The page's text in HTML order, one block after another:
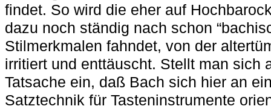
findet. So wird die eher auf
dazu noch ständig nach schon
Stilmerkmalen fahndet, von der
irritiert und enttäuscht. Stellt man sich
Tatsache ein, daß Bach sich hier an
Satztechnik für Tasteninstrumente